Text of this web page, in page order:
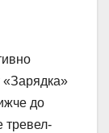
«Зарядка»
до
тревел-